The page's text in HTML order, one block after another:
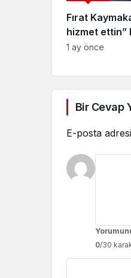
Fırat
hizmet ettin”
1 ay önce
Bir Cevap
E-posta
0/30